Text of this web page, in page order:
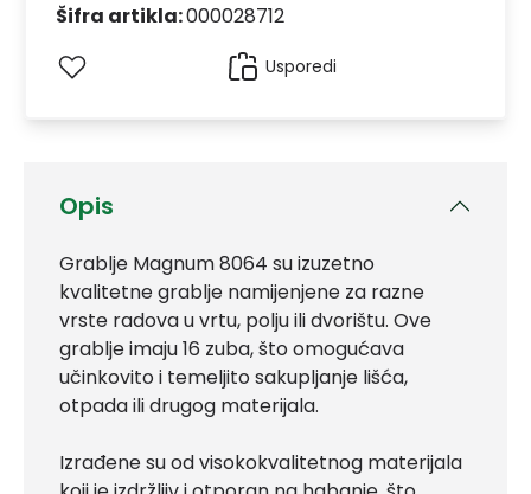
Opis
Grablje Magnum 8064 su izuzetno
kvalitetne grablje namijenjene za razne
vrste radova u vrtu, polju ili dvorištu. Ove
grablje imaju 16 zuba, što omogućava
učinkovito i temeljito sakupljanje lišća,
otpada ili drugog materijala.
Izrađene su od visokokvalitetnog materijala
Šifra artikla:000028712
Usporedi